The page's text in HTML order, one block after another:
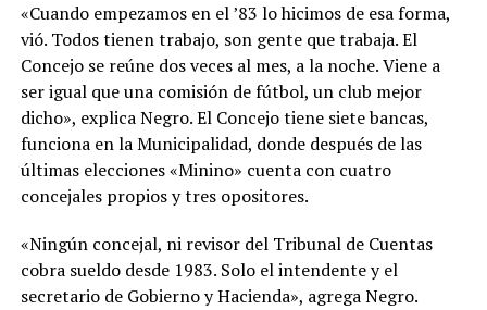
«Cuando empezamos en el ’83 lo hicimos de esa forma,
vió. Todos tienen trabajo, son gente que trabaja. El
Concejo se reúne dos veces al mes, a la noche. Viene a
ser igual que una comisión de fútbol, un club mejor
dicho», explica Negro. El Concejo tiene siete bancas,
funciona en la Municipalidad, donde después de las
últimas elecciones «Minino» cuenta con cuatro
concejales propios y tres opositores.
«Ningún concejal, ni revisor del Tribunal de Cuentas
cobra sueldo desde 1983. Solo el intendente y el
secretario de Gobierno y Hacienda», agrega Negro.